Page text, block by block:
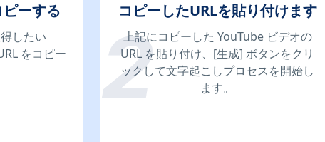
ーする
したい
をコピー
コピーしたURLを貼り付けます
上記にコピーした YouTube ビデオの
URL を貼り付け、[生成] ボタンをクリ
ックして文字起こしプロセスを開始し
ます。